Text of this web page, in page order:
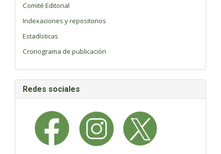
Comité Editorial
Indexaciones y repositorios
Estadísticas
Cronograma de publicación
Redes sociales